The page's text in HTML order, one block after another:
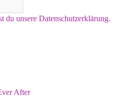
du unsere Datenschutzerklärung.
After